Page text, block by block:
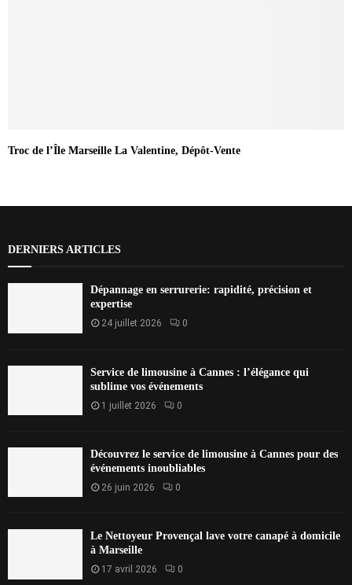
Troc de l’Île Marseille La Valentine, Dépôt-Vente
DERNIERS ARTICLES
Dépannage en serrurerie: rapidité, précision et
expertise
24 juillet 2026 0
Service de limousine à Cannes : l’élégance qui
sublime vos événements
1 juillet 2026 0
Découvrez le service de limousine à Cannes pour des
événements inoubliables
26 juin 2026 0
Le Nettoyeur Provençal lave votre canapé à domicile
à Marseille
17 avril 2026 0